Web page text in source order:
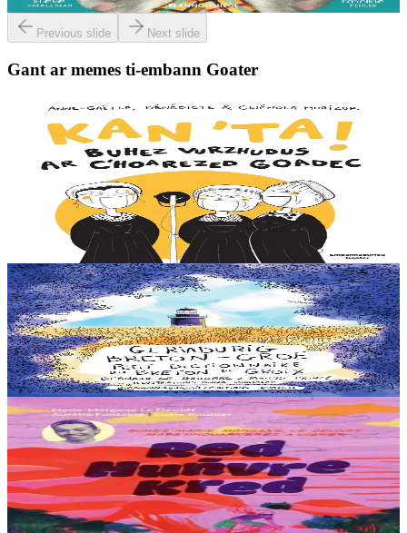
Er stok13,00 €
Previous slide Next slide
Gant ar memes ti-embann Goater
7 vloaz hag ouzhpenn
Kan 'ta ! Buhez vurzhudus ar c'hoarezed Goadec
Hag ar C’hoarezed Goadec a anavezez ? Desavet int bet war ar
maez, e Breizh, ha berzh o deus graet er bed a-bezh a-drugarez d’o
c’hanaouennoù. Eus Treffrin da...
12,90 €
6 vloaz hag ouzhpenn
Goater
Geriadurig Breton-Groe
Plijout a raio ar geriadur-mañ d’an holl re dedennet gant yezh ar vro.
Er stok20,00 €
10 vloaz hag ouzhpenn
Goater
Red, huñvre, Kred !
Eus Breizh e loc’ho Tro Frañs ar merc’hed d’ar 26 a viz Gouere
2025. Redek Bro-C’hall a raio, eus Brest da Chatel betek an 3 a viz
Eost ha tremen a raio dre Añje, Poatev, Clermont-Ferrand....